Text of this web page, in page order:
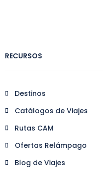
RECURSOS
Destinos
Catálogos de Viajes
Rutas CAM
Ofertas Relámpago
Blog de Viajes